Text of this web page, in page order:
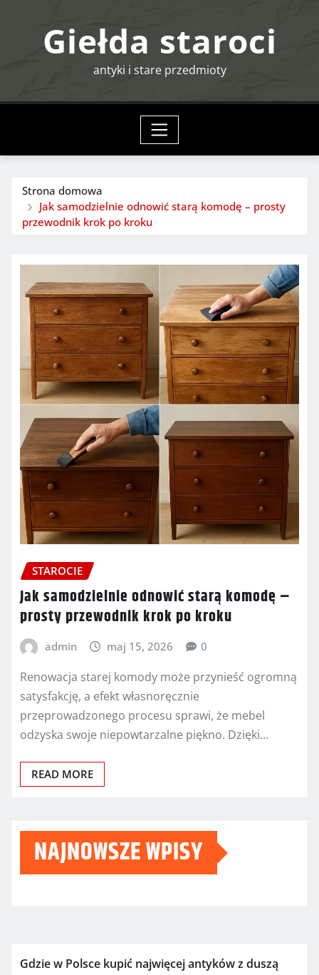
Giełda staroci
antyki i stare przedmioty
Strona domowa
Jak samodzielnie odnowić starą komodę – prosty
przewodnik krok po kroku
STAROCIE
Jak samodzielnie odnowić starą komodę –
prosty przewodnik krok po kroku
admin maj 15, 2026 0
Renowacja starej komody może przynieść ogromną
satysfakcję, a efekt własnoręcznie
przeprowadzonego procesu sprawi, że mebel
odzyska swoje niepowtarzalne piękno. Dzięki…
READ MORE
NAJNOWSZE WPISY
Gdzie w Polsce kupić najwięcej antyków z duszą